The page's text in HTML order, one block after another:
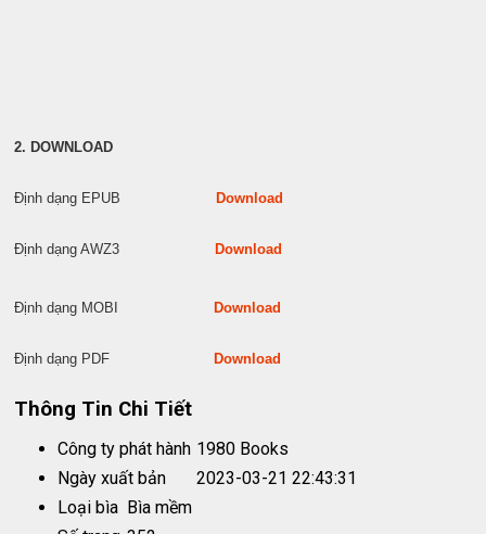
2. DOWNLOAD
Định dạng EPUBDownload
Định dạng AWZ3Download
Định dạng MOBIDownload
Định dạng PDFDownload
Thông Tin Chi Tiết
Công ty phát hành 1980 Books
Ngày xuất bản
2023-03-21 22:43:31
Loại bìa Bìa mềm